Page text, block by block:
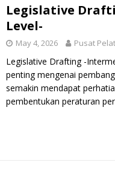
Legislative
Level-
May 4, 2026 Pusat
Legislative Drafting -
penting mengenai
semakin mendapat
pembentukan peraturan